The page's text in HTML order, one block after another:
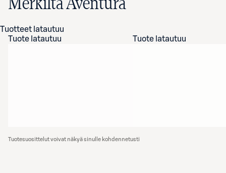
Merkiltä Aventura
Tuotteet latautuu
Tuote latautuu
Tuote latautuu
Tuotesuosittelut voivat näkyä sinulle kohdennetusti